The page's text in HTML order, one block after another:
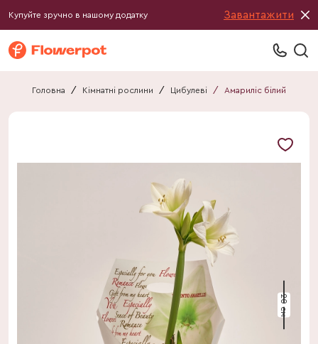
Купуйте зручно в нашому додатку Завантажити
Головна / Кімнатні рослини / Цибулеві / Амариліс білий
20 см